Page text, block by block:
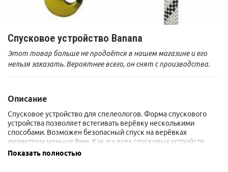
Спусковое устройство Banana
Этот товар больше не продаётся в нашем магазине и его
нельзя заказать. Вероятнее всего, он снят с производства.
Описание
Спусковое устройство для спелеологов. Форма спускового
устройства позволяет встегивать верёвку несколькими
способами. Возможен безопасный спуск на верёвках
диаметром меньше 8мм. Как и у всех спусковых устройств
такого типа на больших отвесах рекомендуется использование
Показать полностью